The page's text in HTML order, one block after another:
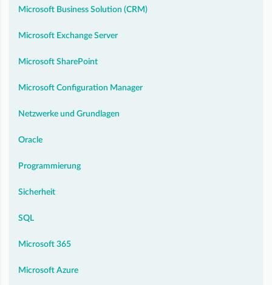
Microsoft Business Solution (CRM)
Microsoft Exchange Server
Microsoft SharePoint
Microsoft Configuration Manager
Netzwerke und Grundlagen
Oracle
Programmierung
Sicherheit
SQL
Microsoft 365
Microsoft Azure